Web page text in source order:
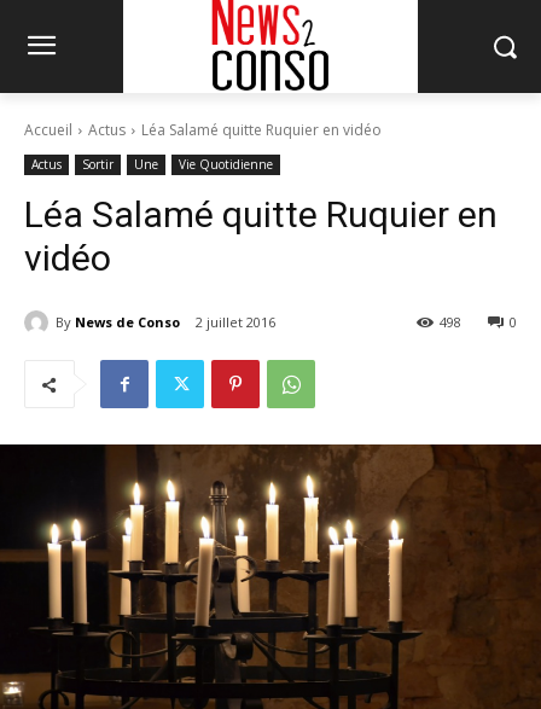
Accueil Actus Léa Salamé quitte Ruquier en vidéo
Actus Sortir Une Vie Quotidienne
Léa Salamé quitte Ruquier en
vidéo
By News de Conso 2 juillet 2016 0
498